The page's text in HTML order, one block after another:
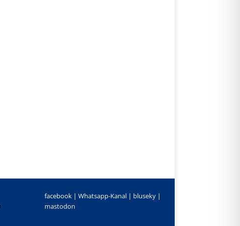
facebook | Whatsapp-Kanal| bluseky|
mastodon